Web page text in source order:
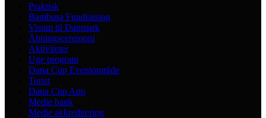
Praktisk
Bambusa Fundraising
Visum til Danmark
Åbningsceremoni
Aktiviteter
Uge program
Dana Cup Eventområde
Turist
Dana Cup App
Medie bank
Medie akkreditering